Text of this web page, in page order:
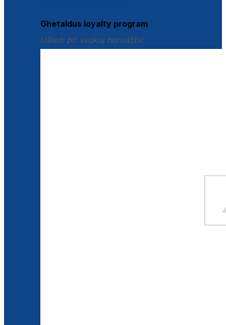
Ghetaldus loyalty program
Uštedi pri svakoj narudžbi!